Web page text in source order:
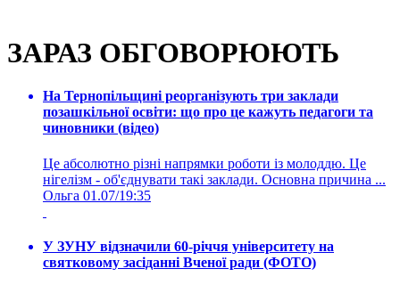
ЗАРАЗ ОБГОВОРЮЮТЬ
На Тернопільщині реорганізують три заклади
позашкільної освіти: що про це кажуть педагоги та
чиновники (відео)
Це абсолютно різні напрямки роботи із молоддю. Це
нігелізм - об'єднувати такі заклади. Основна причина ...
Ольга 01.07/19:35
У ЗУНУ відзначили 60-річчя університету на
святковому засіданні Вченої ради (ФОТО)